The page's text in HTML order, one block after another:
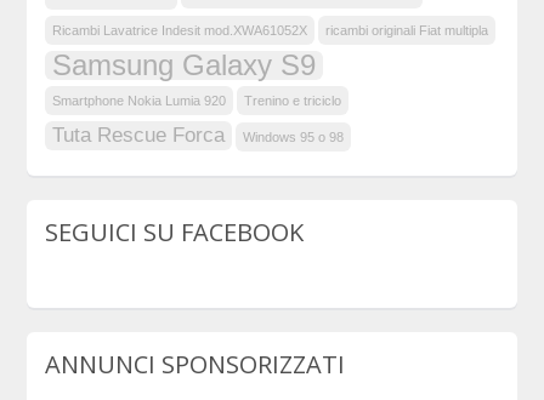
Ricambi Lavatrice Indesit mod.XWA61052X ricambi originali Fiat multipla
Samsung Galaxy S9
Smartphone Nokia Lumia 920 Trenino e triciclo
Tuta Rescue Forca Windows 95 o 98
SEGUICI SU FACEBOOK
ANNUNCI SPONSORIZZATI